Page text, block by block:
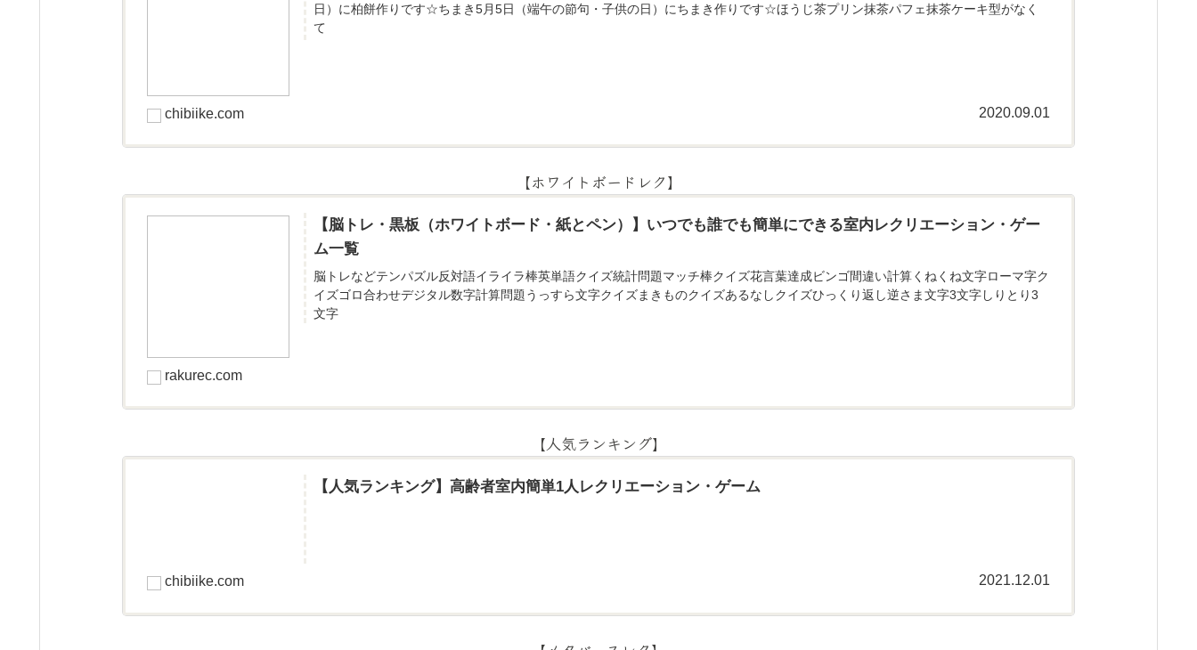
日）に柏餅作りです☆ちまき5月5日（端午の節句・子供の日）にちまき作りです☆ほうじ茶プリン抹茶パフェ抹茶ケーキ型がなく
て
chibiike.com 2020.09.01
【ホワイトボードレク】
【脳トレ・黒板（ホワイトボード・紙とペン）】いつでも誰でも簡単にできる室内レクリエーション・ゲー
ム一覧
脳トレなどテンパズル反対語イライラ棒英単語クイズ統計問題マッチ棒クイズ花言葉達成ビンゴ間違い計算くねくね文字ローマ字ク
イズゴロ合わせデジタル数字計算問題うっすら文字クイズまきものクイズあるなしクイズひっくり返し逆さま文字3文字しりとり3
文字
rakurec.com
【人気ランキング】
【人気ランキング】高齢者室内簡単1人レクリエーション・ゲーム
chibiike.com 2021.12.01